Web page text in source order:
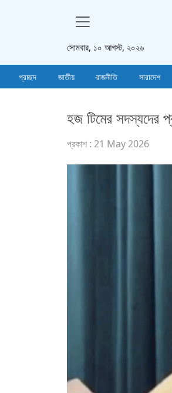
সোমবার, ১০ আগস্ট, ২০২৬
প্রচ্ছদ জাতীয় রাজনীতি সারাদেশ
হজ টিমের সদস্যদের
প্রকাশ : 21 May 2026